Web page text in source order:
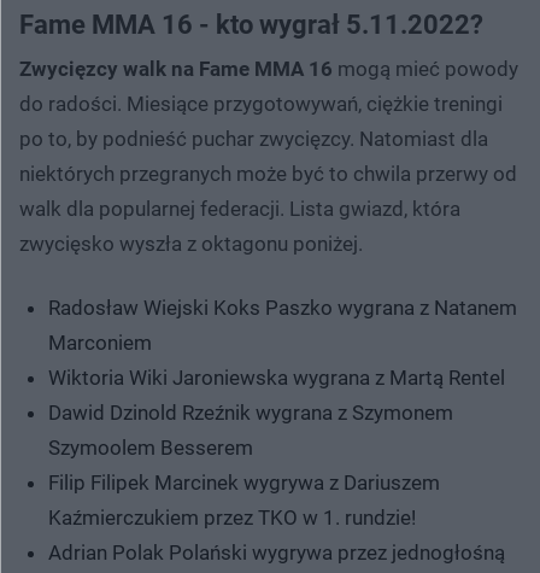
Fame MMA 16 - kto wygrał 5.11.2022?
Zwycięzcy walk na Fame MMA 16 mogą mieć powody
do radości. Miesiące przygotowywań, ciężkie treningi
po to, by podnieść puchar zwycięzcy. Natomiast dla
niektórych przegranych może być to chwila przerwy od
walk dla popularnej federacji. Lista gwiazd, która
zwycięsko wyszła z oktagonu poniżej.
Radosław Wiejski Koks Paszko wygrana z Natanem
Marconiem
Wiktoria Wiki Jaroniewska wygrana z Martą Rentel
Dawid Dzinold Rzeźnik wygrana z Szymonem
Szymoolem Besserem
Filip Filipek Marcinek wygrywa z Dariuszem
Kaźmierczukiem przez TKO w 1. rundzie!
Adrian Polak Polański wygrywa przez jednogłośną